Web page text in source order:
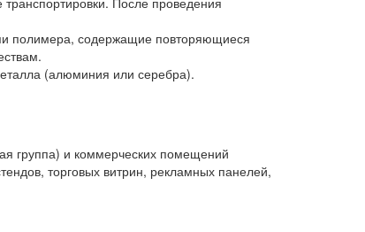
полимера, содержащие повторяющиеся
(алюминия или серебра).
группа) и коммерческих помещений
торговых витрин, рекламных панелей,